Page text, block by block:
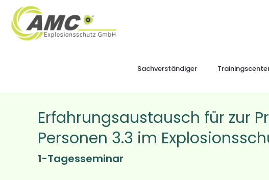
Sachverständiger
Erfahrungsaustausch für zur
Personen 3.3 im
1-Tagesseminar